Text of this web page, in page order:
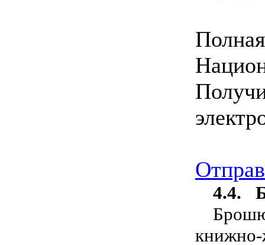
4.4.